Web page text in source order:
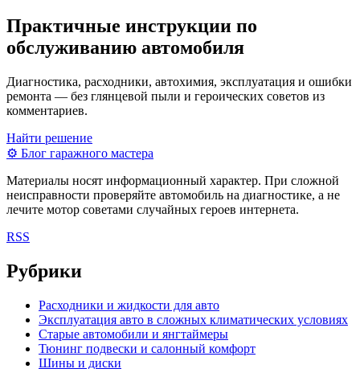
Практичные инструкции по
обслуживанию автомобиля
Диагностика, расходники, автохимия, эксплуатация и ошибки
ремонта — без глянцевой пыли и героических советов из
комментариев.
Найти решение
⚙ Блог гаражного мастера
Материалы носят информационный характер. При сложной
неисправности проверяйте автомобиль на диагностике, а не
лечите мотор советами случайных героев интернета.
RSS
Рубрики
Расходники и жидкости для авто
Эксплуатация авто в сложных климатических условиях
Старые автомобили и янгтаймеры
Тюнинг подвески и салонный комфорт
Шины и диски